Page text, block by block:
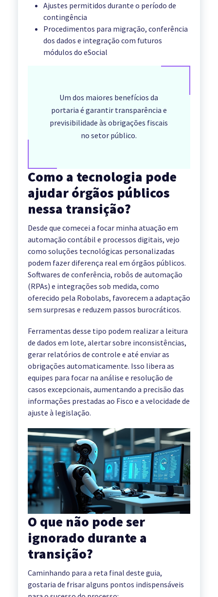
Ajustes permitidos durante o período de
contingência
Procedimentos para migração, conferência
dos dados e integração com futuros
módulos do eSocial
Um dos maiores benefícios da
portaria é garantir transparência e
previsibilidade às obrigações fiscais
no setor público.
Como a tecnologia pode
ajudar órgãos públicos
nessa transição?
Desde que comecei a focar minha atuação em
automação contábil e processos digitais, vejo
como soluções tecnológicas personalizadas
podem fazer diferença real em órgãos públicos.
Softwares de conferência, robôs de automação
(RPAs) e integrações sob medida, como
oferecido pela Robolabs, favorecem a adaptação
sem surpresas e reduzem passos burocráticos.
Ferramentas desse tipo podem realizar a leitura
de dados em lote, alertar sobre inconsistências,
gerar relatórios de controle e até enviar as
obrigações automaticamente. Isso libera as
equipes para focar na análise e resolução de
casos excepcionais, aumentando a precisão das
informações prestadas ao Fisco e a velocidade de
ajuste à legislação.
O que não pode ser
ignorado durante a
transição?
Caminhando para a reta final deste guia,
gostaria de frisar alguns pontos indispensáveis